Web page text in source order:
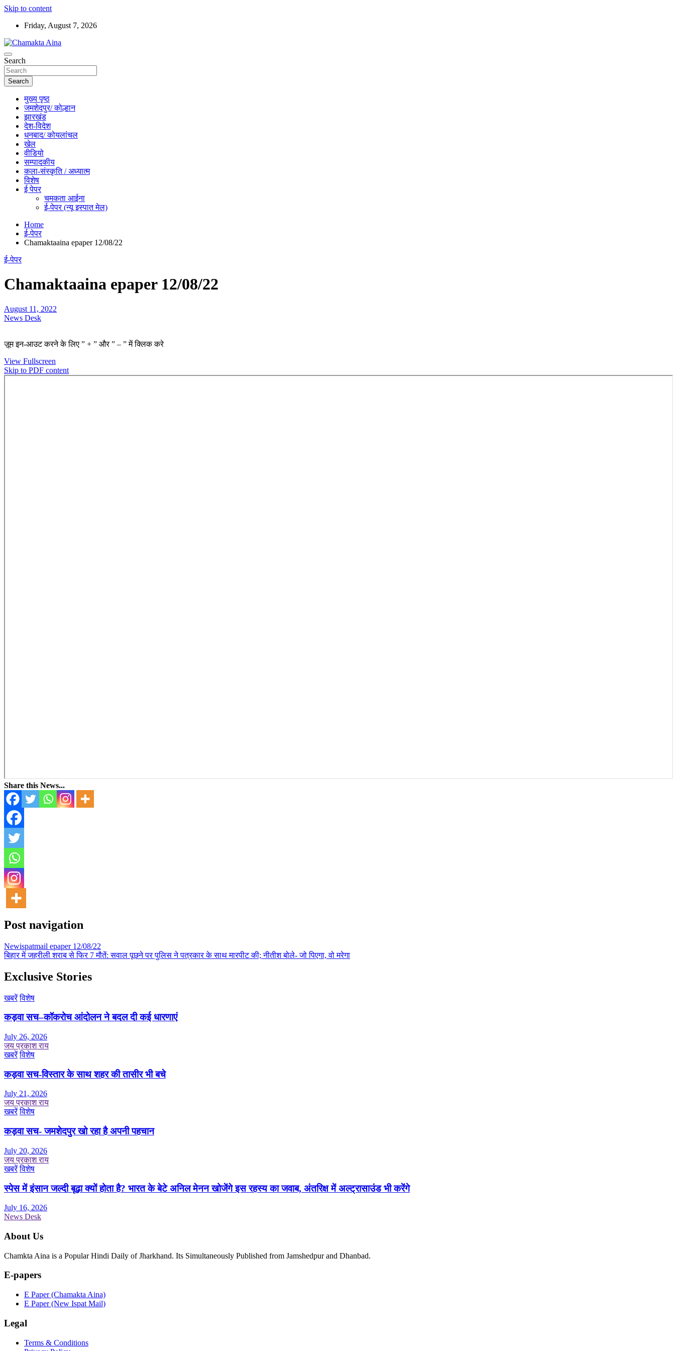
Skip to content
Friday, August 7, 2026
Chamakta Aina
Hindi News Paper – Jharkhand
Search
Search
मुख्य पृष्ठ
जमशेदपुर/ कोल्हान
झारखंड
देश-विदेश
धनबाद/ कोयलांचल
खेल
वीडियो
सम्पादकीय
कला-संस्कृति / अध्यात्म
विशेष
ई पेपर
चमकता आईना
ई-पेपर (न्यू इस्पात मेल)
Home
ई-पेपर
Chamaktaaina epaper 12/08/22
ई-पेपर
Chamaktaaina epaper 12/08/22
August 11, 2022
News Desk
ज़ूम इन-आउट करने के लिए ” + ” और ” – ” में क्लिक करे
View Fullscreen
Skip to PDF content
Share this News...
Post navigation
Newispatmail epaper 12/08/22
बिहार में जहरीली शराब से फिर 7 मौतें: सवाल पूछने पर पुलिस ने पत्रकार के साथ मारपीट की; नीतीश बोले- जो पिएगा, वो मरेगा
Exclusive Stories
खबरें विशेष
कड़वा सच–कॉकरोच आंदोलन ने बदल दी कई धारणाएं
July 26, 2026
जय प्रकाश राय
खबरें विशेष
कड़वा सच-विस्तार के साथ शहर की तासीर भी बचे
July 21, 2026
जय प्रकाश राय
खबरें विशेष
कड़वा सच- जमशेदपुर खो रहा है अपनी पहचान
July 20, 2026
जय प्रकाश राय
खबरें विशेष
स्पेस में इंसान जल्दी बूढ़ा क्यों होता है? भारत के बेटे अनिल मेनन खोजेंगे इस रहस्य का जवाब, अंतरिक्ष में अल्ट्रासाउंड भी करेंगे
July 16, 2026
News Desk
About Us
Chamkta Aina is a Popular Hindi Daily of Jharkhand. Its Simultaneously Published from Jamshedpur and Dhanbad.
E-papers
E Paper (Chamakta Aina)
E Paper (New Ispat Mail)
Legal
Terms & Conditions